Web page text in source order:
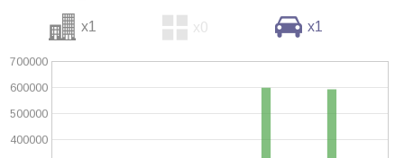
x1 x0 x1
400000
500000
600000
700000